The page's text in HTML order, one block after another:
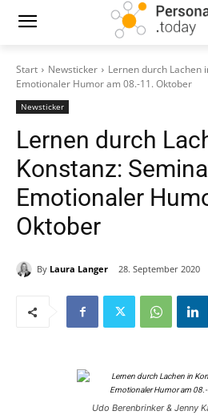
Start Newsticker
Lernen durch Lachen
Emotionaler Humor am 08.-11. Oktober
Newsticker
Lernen durch
Konstanz:
Emotionaler
Oktober
By Laura Langer 28. September 2020
Udo Berenbrinker & Jenny